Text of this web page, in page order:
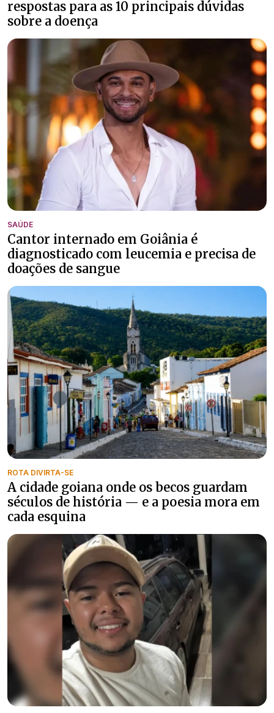
respostas para as 10 principais dúvidas
sobre a doença
SAÚDE
Cantor internado em Goiânia é
diagnosticado com leucemia e precisa de
doações de sangue
ROTA DIVIRTA-SE
A cidade goiana onde os becos guardam
séculos de história — e a poesia mora em
cada esquina